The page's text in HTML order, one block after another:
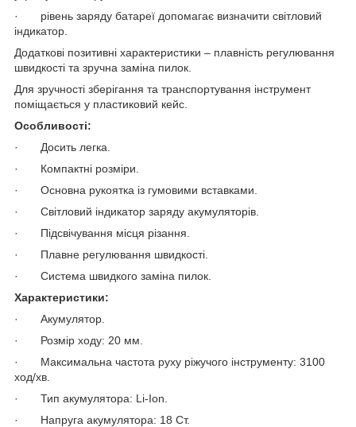
· рівень заряду батареї допомагає визначити світловий
індикатор.
Додаткові позитивні характеристики – плавність регулювання
швидкості та зручна заміна пилок.
Для зручності зберігання та транспортування інструмент
поміщається у пластиковий кейс.
Особливості:
· Досить легка.
· Компактні розміри.
· Основна рукоятка із гумовими вставками.
· Світловий індикатор заряду акумуляторів.
· Підсвічування місця різання.
· Плавне регулювання швидкості.
· Система швидкого заміна пилок.
Характеристики:
· Акумулятор.
· Розмір ходу: 20 мм.
· Максимальна частота руху ріжучого інструменту: 3100
ход/хв.
· Тип акумулятора: Li-Ion.
· Напруга акумулятора: 18 Ст.